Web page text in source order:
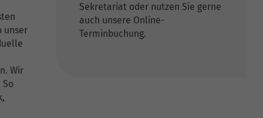
unser
Wir
So
Sekretariat oder nutzen Sie gerne
auch unsere Online-
Terminbuchung.